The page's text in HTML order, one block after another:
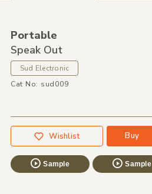
Portable
Speak Out
Sud Electronic
Cat No: sud009
Wishlist Buy
Sample Sample